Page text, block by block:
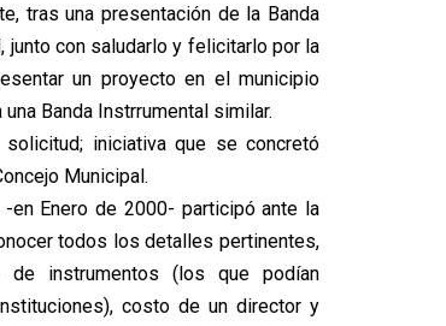
tras una presentación de la Banda
junto con saludarlo y felicitarlo por la
un proyecto en el municipio
Banda Instrrumental similar.
iniciativa que se concretó
Municipal.
en Enero de 2000- participó ante la
todos los detalles pertinentes,
de instrumentos (los que podían
costo de un director y